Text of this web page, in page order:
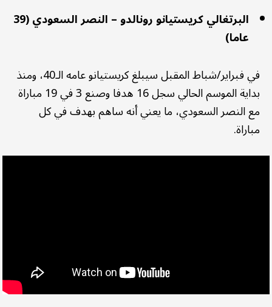
البرتغالي كريستيانو رونالدو – النصر السعودي (39
عاما)
في فبراير/شباط المقبل سيبلغ كريستيانو عامه الـ40، ومنذ
بداية الموسم الحالي سجل 16 هدفا وصنع 3 في 19 مباراة
مع النصر السعودي، ما يعني أنه ساهم بهدف في كل
مباراة.